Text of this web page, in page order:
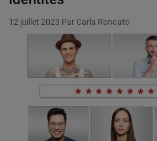
12 juillet 2023 Par Carla Roncato